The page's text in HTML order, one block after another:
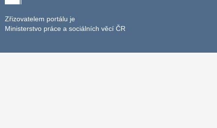
Zřizovatelem portálu je
Ministerstvo práce a sociálních věcí ČR